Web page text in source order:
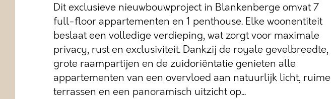
Dit exclusieve nieuwbouwproject in Blankenberge omvat 7
full-floor appartementen en 1 penthouse. Elke woonentiteit
beslaat een volledige verdieping, wat zorgt voor maximale
privacy, rust en exclusiviteit. Dankzij de royale gevelbreedte,
grote raampartijen en de zuidoriëntatie genieten alle
appartementen van een overvloed aan natuurlijk licht, ruime
terrassen en een panoramisch uitzicht op...